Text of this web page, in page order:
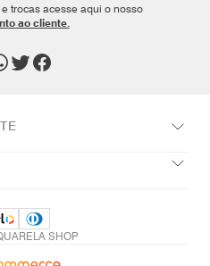
trocas acesse aqui o nosso
ao cliente.
SHOP